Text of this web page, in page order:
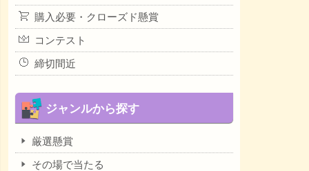
購入必要・クローズド懸賞
コンテスト
締切間近
ジャンルから探す
厳選懸賞
その場で当たる